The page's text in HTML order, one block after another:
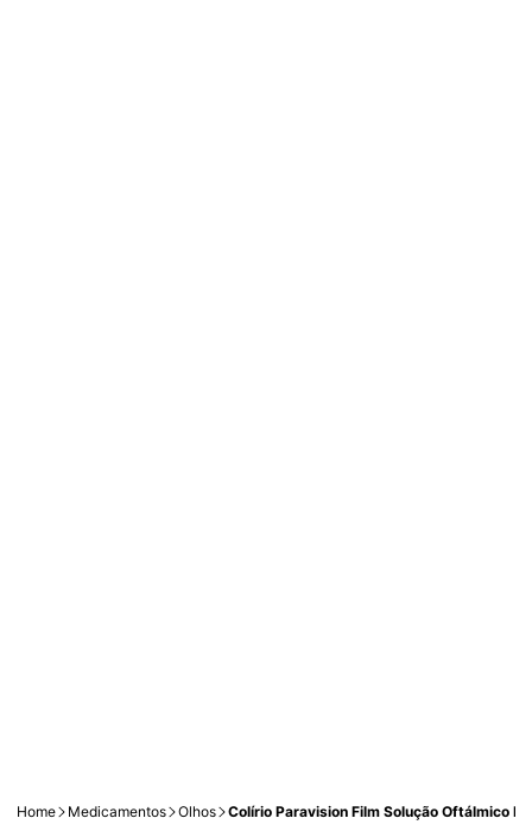
Home Medicamentos Olhos Colírio Paravision Film Solução Oftálmico